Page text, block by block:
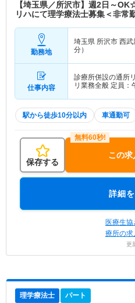
【埼玉県／所沢市】週2日～
リハにて理学療法士募集＜非常
勤務地
埼玉県 所沢市 西武
分）
仕事内容
診療所併設の通所
リ業務全般
駅から徒歩10分以内 車通勤可
保存する
この求
詳細
医療生
療所の求
更
理学療法士 パート